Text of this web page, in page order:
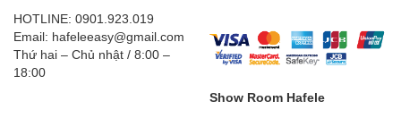
HOTLINE: 0901.923.019
Email: hafeleeasy@gmail.com
Thứ hai – Chủ nhật / 8:00 –
18:00
Show Room Hafele